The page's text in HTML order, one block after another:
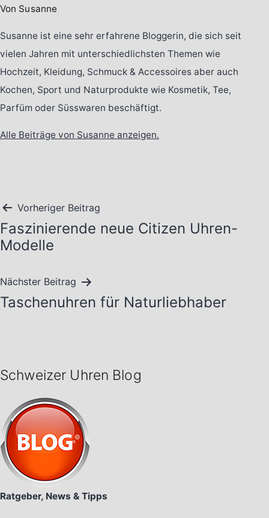
Von Susanne
Susanne ist eine sehr erfahrene Bloggerin, die sich seit
vielen Jahren mit unterschiedlichsten Themen wie
Hochzeit, Kleidung, Schmuck & Accessoires aber auch
Kochen, Sport und Naturprodukte wie Kosmetik, Tee,
Parfüm oder Süsswaren beschäftigt.
Alle Beiträge von Susanne anzeigen.
Beitragsnavigation
Vorheriger Beitrag
Faszinierende neue Citizen Uhren-
Modelle
Nächster Beitrag
Taschenuhren für Naturliebhaber
Schweizer Uhren Blog
Ratgeber, News & Tipps